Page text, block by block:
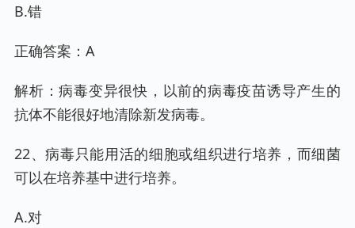
B.错
正确答案：A
解析：病毒变异很快，以前的病毒疫苗诱导产生的
抗体不能很好地清除新发病毒。
22、病毒只能用活的细胞或组织进行培养，而细菌
可以在培养基中进行培养。
A.对